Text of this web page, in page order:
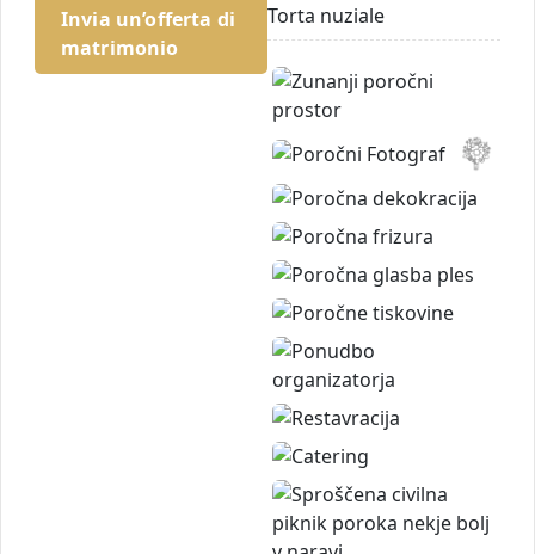
Invia un’offerta di
matrimonio
Torta nuziale